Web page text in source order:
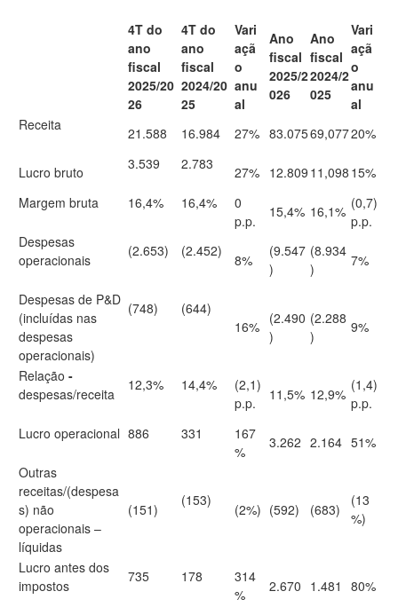
4T do
ano
fiscal
2025/20
26
4T do
ano
fiscal
2024/20
25
Vari
açã
o
anu
al
Ano
fiscal
2025/2
026
Ano
fiscal
2024/2
025
Vari
açã
o
anu
al
Receita
21.588 16.984 27% 83.07569,07720%
Lucro bruto 3.539 2.783 27% 12.809 11,098 15%
Margem bruta
16,4% 16,4%
0
p.p.
15,4% 16,1% (0,7)
p.p.
Despesas
operacionais
(2.653) (2.452)
8%
(9.547
)
(8.934
)
7%
Despesas de P&D
(incluídas nas
despesas
operacionais)
(748)
(644)
16% (2.490
)
(2.288
)
9%
Relação -
despesas/receita
12,3% 14,4%
(2,1)
p.p.
11,5% 12,9%
(1,4)
p.p.
Lucro operacional 886 331
167
%
3.262 2.164 51%
Outras
receitas/(despesa
s) não
operacionais –
líquidas
(151)
(153)
(2%) (592) (683)
(13
%)
Lucro antes dos
impostos
735 178
314
%
2.670 1.481 80%